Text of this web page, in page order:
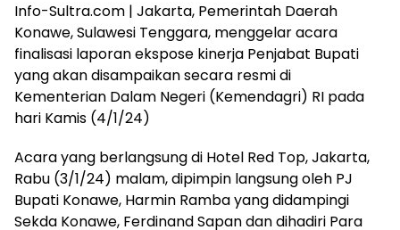
Info-Sultra.com | Jakarta, Pemerintah Daerah
Konawe, Sulawesi Tenggara, menggelar acara
finalisasi laporan ekspose kinerja Penjabat Bupati
yang akan disampaikan secara resmi di
Kementerian Dalam Negeri (Kemendagri) RI pada
hari Kamis (4/1/24)
Acara yang berlangsung di Hotel Red Top, Jakarta,
Rabu (3/1/24) malam, dipimpin langsung oleh PJ
Bupati Konawe, Harmin Ramba yang didampingi
Sekda Konawe, Ferdinand Sapan dan dihadiri Para